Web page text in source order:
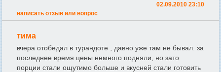
02.09.2010 23:10
написать отзыв или вопрос
тима
вчера отобедал в турандоте , давно уже там не бывал. за
последнее время цены немного подняли, но зато
порции стали ощутимо больше и вкусней стали готовить